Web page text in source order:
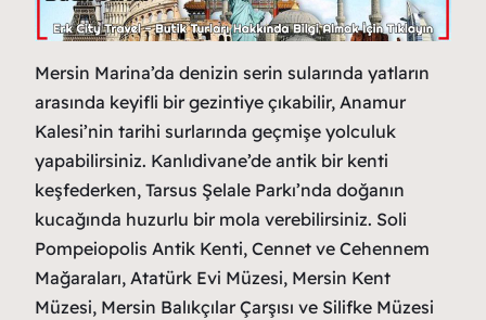
Mersin Marina’da denizin serin sularında yatların
arasında keyifli bir gezintiye çıkabilir, Anamur
Kalesi’nin tarihi surlarında geçmişe yolculuk
yapabilirsiniz. Kanlıdivane’de antik bir kenti
keşfederken, Tarsus Şelale Parkı’nda doğanın
kucağında huzurlu bir mola verebilirsiniz. Soli
Pompeiopolis Antik Kenti, Cennet ve Cehennem
Mağaraları, Atatürk Evi Müzesi, Mersin Kent
Müzesi, Mersin Balıkçılar Çarşısı ve Silifke Müzesi